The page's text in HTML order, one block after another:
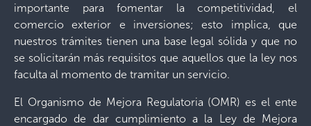
importante para fomentar la competitividad, el
comercio exterior e inversiones; esto implica, que
nuestros trámites tienen una base legal sólida y que no
se solicitarán más requisitos que aquellos que la ley nos
faculta al momento de tramitar un servicio.
El Organismo de Mejora Regulatoria (OMR) es el ente
encargado de dar cumplimiento a la Ley de Mejora